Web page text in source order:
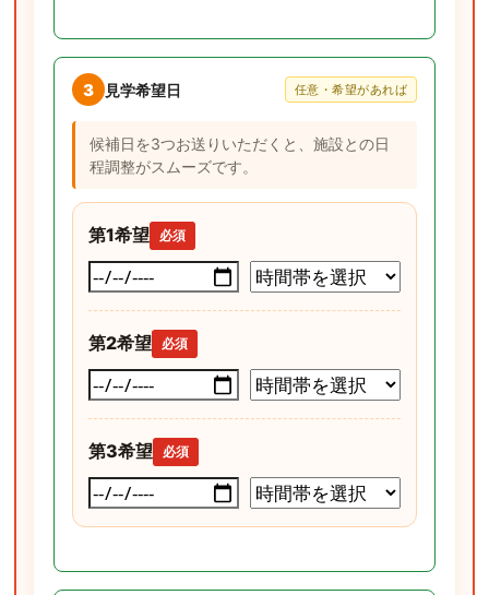
3 見学希望日 任意・希望があれば
候補日を3つお送りいただくと、施設との日
程調整がスムーズです。
第1希望 必須
第2希望 必須
第3希望 必須